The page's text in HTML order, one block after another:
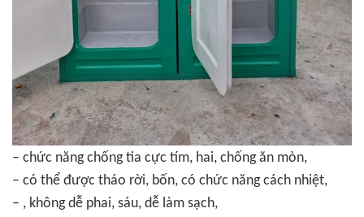
– chức năng chống tia cực tím, hai, chống ăn mòn,
– có thể được tháo rời, bốn, có chức năng cách nhiệt,
– , không dễ phai, sáu, dễ làm sạch,